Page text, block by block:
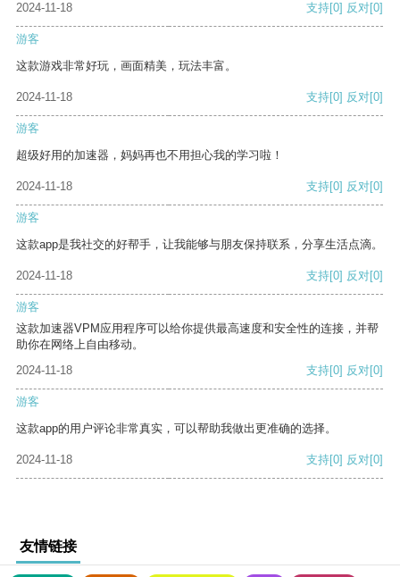
2024-11-18 支持[0] 反对[0]
游客
这款游戏非常好玩，画面精美，玩法丰富。
2024-11-18 支持[0] 反对[0]
游客
超级好用的加速器，妈妈再也不用担心我的学习啦！
2024-11-18 支持[0] 反对[0]
游客
这款app是我社交的好帮手，让我能够与朋友保持联系，分享生活点滴。
2024-11-18 支持[0] 反对[0]
游客
这款加速器VPM应用程序可以给你提供最高速度和安全性的连接，并帮
助你在网络上自由移动。
2024-11-18
支持[0] 反对[0]
游客
这款app的用户评论非常真实，可以帮助我做出更准确的选择。
2024-11-18 支持[0] 反对[0]
友情链接